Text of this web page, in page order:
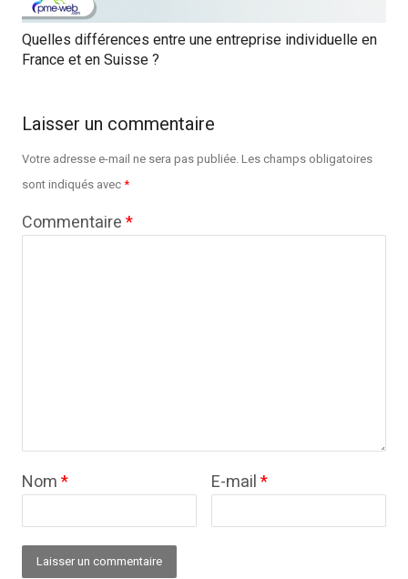
Quelles différences entre une entreprise individuelle en
France et en Suisse ?
Laisser un commentaire
Votre adresse e-mail ne sera pas publiée.Les champs obligatoires
sont indiqués avec*
Commentaire*
Nom* E-mail*